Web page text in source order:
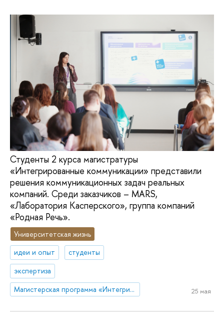
Студенты 2 курса магистратуры
«Интегрированные коммуникации» представили
решения коммуникационных задач реальных
компаний. Среди заказчиков – MARS,
«Лаборатория Касперского», группа компаний
«Родная Речь».
Университетская жизнь
идеи и опыт
студенты
экспертиза
Магистерская программа «Интегрированные коммуникации»
25 мая